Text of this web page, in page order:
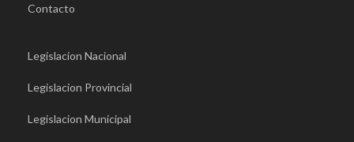
Contacto
Legislacion Nacional
Legislacion Provincial
Legislacion Municipal